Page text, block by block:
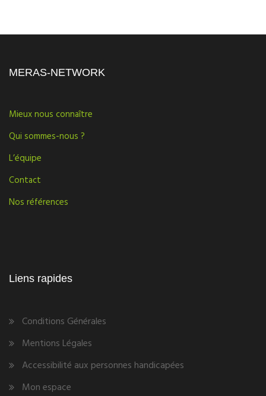
MERAS-NETWORK
Mieux nous connaître
Qui sommes-nous ?
L’équipe
Contact
Nos références
Liens rapides
Conditions Générales
Mentions Légales
Accessibilité aux personnes handicapées
Mon espace